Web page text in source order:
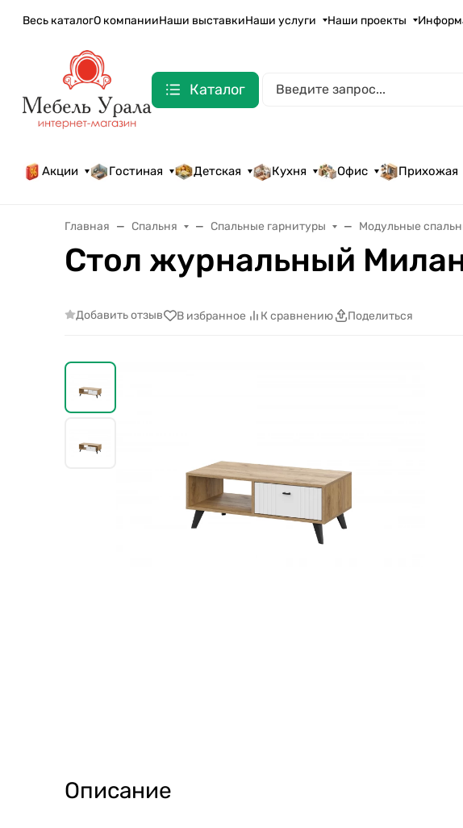
Весь каталогО компанииНаши выставкиНаши услуги Наши проекты
Каталог
Акции Гостиная Детская Кухня Офис Прихожая
Главная Спальня Спальные гарнитуры Модульные
Стол журнальный
Добавить отзыв В избранное К сравнению Поделиться
Описание